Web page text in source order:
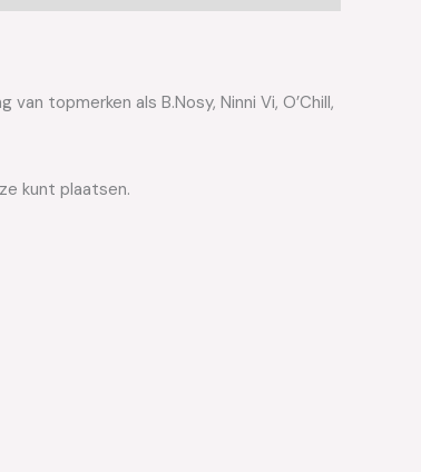
topmerken als B.Nosy, Ninni Vi, O’Chill,
kunt plaatsen.